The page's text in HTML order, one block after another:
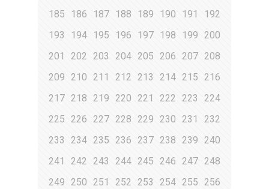
185
186 187 188 189 190 191
192
193
194 195 196 197 198 199 200
201
202 203 204 205 206 207 208
209 210 211 212 213 214 215 216
217 218 219 220 221 222 223
224
225 226 227 228 229 230 231
232
233
234 235 236 237 238 239 240
241
242 243 244 245 246 247 248
249 250 251 252 253 254 255 256